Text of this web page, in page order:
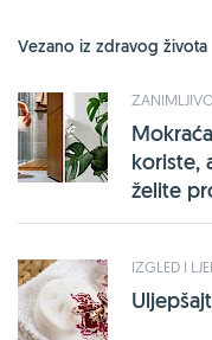
Vezano iz zdravog života
koriste,
želite
IZGLED I